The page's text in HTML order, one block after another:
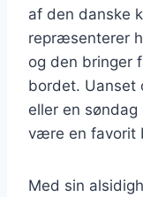
af den danske
repræsenterer
og den bringer
bordet. Uanset
eller en
være en favorit
Med sin